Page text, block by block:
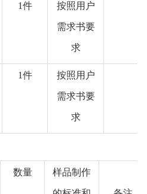
1件 按照用户
需求书要
求
1件 按照用户
需求书要
求
数量 样品制作